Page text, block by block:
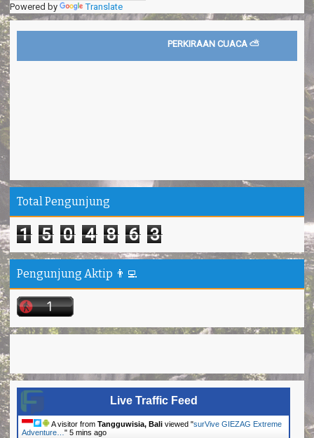
Powered by Translate
PERKIRAAN CUACA ⛅
Total Pengunjung
1 5 0 4 8 6 3
Pengunjung Aktip 👨‍💻
Live Traffic Feed
A visitor from Tangguwisia, Bali viewed "surVive GIEZAG Extreme
Adventure… " 5 mins ago